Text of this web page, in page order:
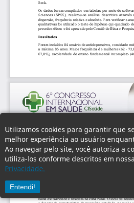
Utilizamos cookies para garantir que
melhor experiência ao usuário
Ao navegar pelo site, você autoriza a
utiliza-los conforme descritos em nossa
Privacidade.
Entendi!